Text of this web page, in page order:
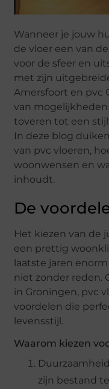
Wanneer je jouw
de vloer een van
voor de sfeer en
met zijn
Amersfoort en pvc
van
toveren tot een
In deze blog
van pvc vloeren,
woonwensen en
inhoudt.
De
Het kiezen van de
een prettig
laatste jaren
niet zonder reden.
in Groningen, pvc
voordelen die
levensstijl.
Waarom kiezen
zijn bestand